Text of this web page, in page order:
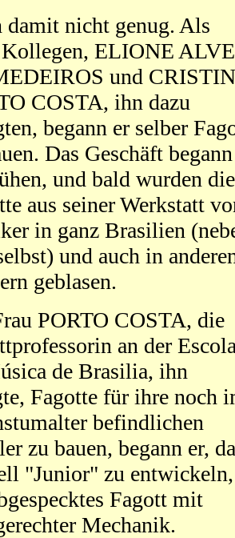
damit nicht genug. Als
ELIONE
und
COSTA, ihn dazu
begann er selber
Das Geschäft begann
und bald wurden die
aus seiner Werkstatt
in ganz Brasilien
und auch in
geblasen.
PORTO COSTA, die
an der
de Brasilia, ihn
Fagotte für ihre noch
befindlichen
zu bauen, begann er,
"Junior" zu entwickeln,
Fagott mit
Mechanik.